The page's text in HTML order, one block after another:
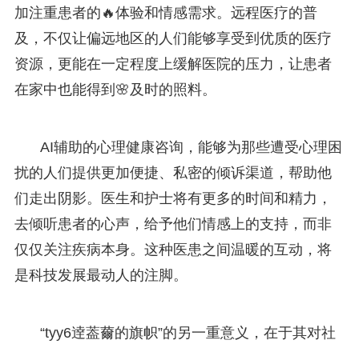
加注重患者的🔥体验和情感需求。远程医疗的普
及，不仅让偏远地区的人们能够享受到优质的医疗
资源，更能在一定程度上缓解医院的压力，让患者
在家中也能得到🌸及时的照料。
AI辅助的心理健康咨询，能够为那些遭受心理困
扰的人们提供更加便捷、私密的倾诉渠道，帮助他
们走出阴影。医生和护士将有更多的时间和精力，
去倾听患者的心声，给予他们情感上的支持，而非
仅仅关注疾病本身。这种医患之间温暖的互动，将
是科技发展最动人的注脚。
“tyy6逹葢薾的旗帜”的另一重意义，在于其对社